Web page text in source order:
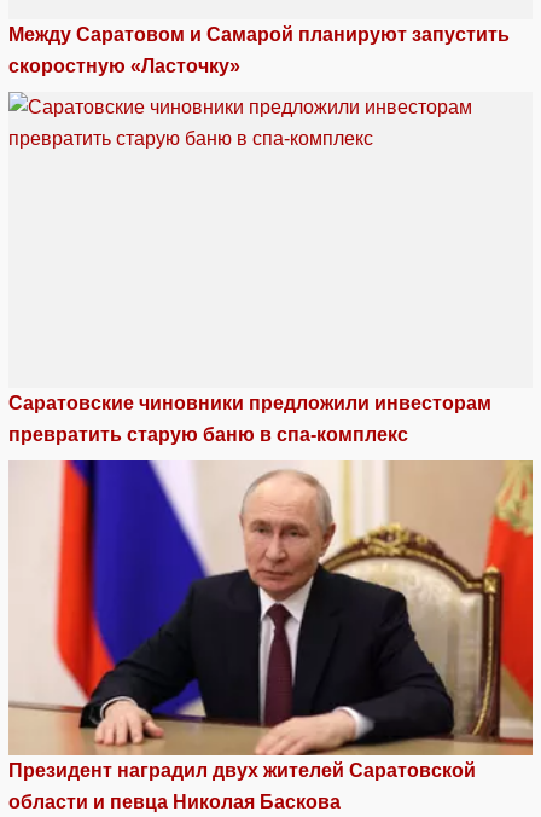
Между Саратовом и Самарой планируют запустить
скоростную «Ласточку»
Саратовские чиновники предложили инвесторам
превратить старую баню в спа-комплекс
Президент наградил двух жителей Саратовской
области и певца Николая Баскова